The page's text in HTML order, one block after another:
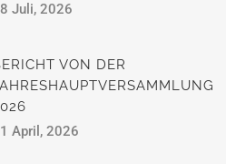
Juli, 2026
VON DER
April, 2026